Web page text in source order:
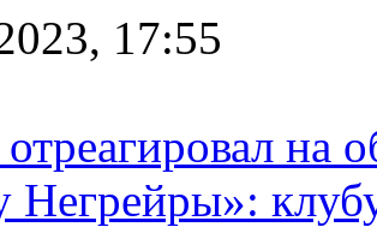
17:55
на
Негрейры»: